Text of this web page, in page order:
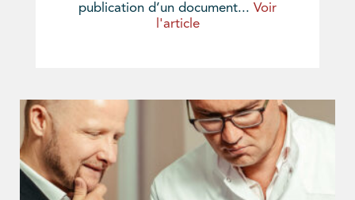
publication d’un document... Voir
l'article